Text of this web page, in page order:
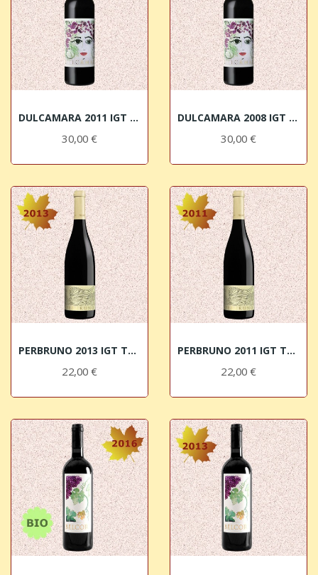
DULCAMARA 2011 IGT Toscana Rosso I Giusti &...
30,00 €
DULCAMARA 2008 IGT Toscana Rosso I Giusti &...
30,00 €
PERBRUNO 2013 IGT Toscana Rosso I Giusti &...
22,00 €
PERBRUNO 2011 IGT Toscana Rosso I Giusti &...
22,00 €